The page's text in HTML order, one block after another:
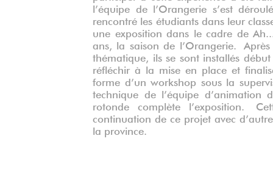
l’équipe de l’Orangerie s’est
rencontré les étudiants dans leur
une exposition dans le cadre de
ans, la saison de l’Orangerie.
thématique, ils se sont installés
réfléchir à la mise en place et
forme d’un workshop sous la
technique de l’équipe
rotonde complète l’exposition.
continuation de ce projet avec
la province.